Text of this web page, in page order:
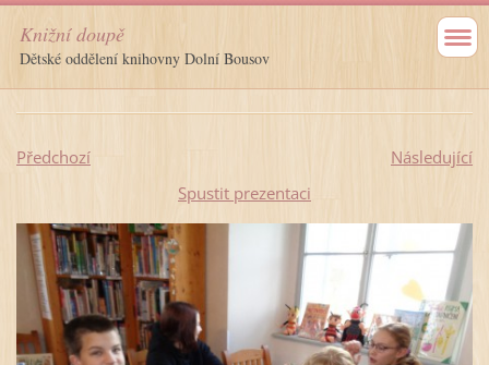
Knižní doupě
Dětské oddělení knihovny Dolní Bousov
Předchozí
Následující
Spustit prezentaci